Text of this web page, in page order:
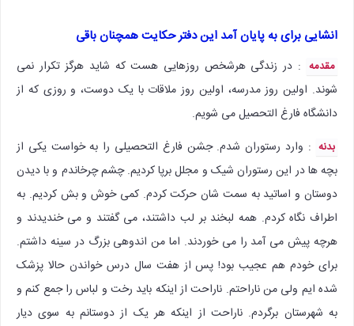
انشایی برای به پایان آمد این دفتر حکایت همچنان باقی
مقدمه : در زندگی هرشخص روزهایی هست که شاید هرگز تکرار نمی
شوند. اولین روز مدرسه، اولین روز ملاقات با یک دوست، و روزی که از
دانشگاه فارغ التحصیل می شویم.
بدنه : وارد رستوران شدم. جشن فارغ التحصیلی را به خواست یکی از
بچه ها در این رستوران شیک و مجلل برپا کردیم. چشم چرخاندم و با دیدن
دوستان و اساتید به سمت شان حرکت کردم. کمی خوش و بش کردیم. به
اطراف نگاه کردم. همه لبخند بر لب داشتند، می گفتند و می خندیدند و
هرچه پیش می آمد را می خوردند. اما من اندوهی بزرگ در سینه داشتم.
برای خودم هم عجیب بود! پس از هفت سال درس خواندن حالا پزشک
شده ایم ولی من ناراحتم. ناراحت از اینکه باید رخت و لباس را جمع کنم و
به شهرستان برگردم. ناراحت از اینکه هر یک از دوستانم به سوی دیار